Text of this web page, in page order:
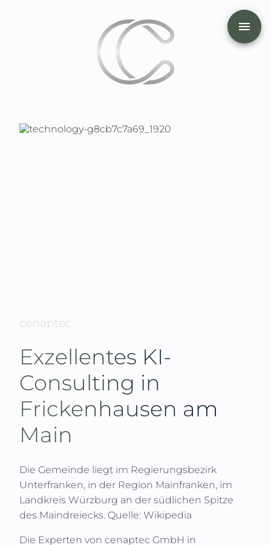
cenaptec
Exzellentes KI-
Consulting in
Frickenhausen am
Main
Die Gemeinde liegt im Regierungsbezirk
Unterfranken, in der Region Mainfranken, im
Landkreis Würzburg an der südlichen Spitze
des Maindreiecks. Quelle: Wikipedia
Die Experten von cenaptec GmbH in